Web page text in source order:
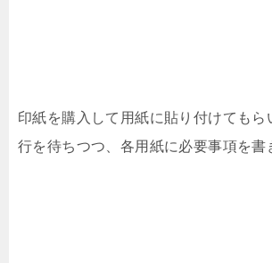
印紙を購入して用紙に貼り付けてもら
行を待ちつつ、各用紙に必要事項を書